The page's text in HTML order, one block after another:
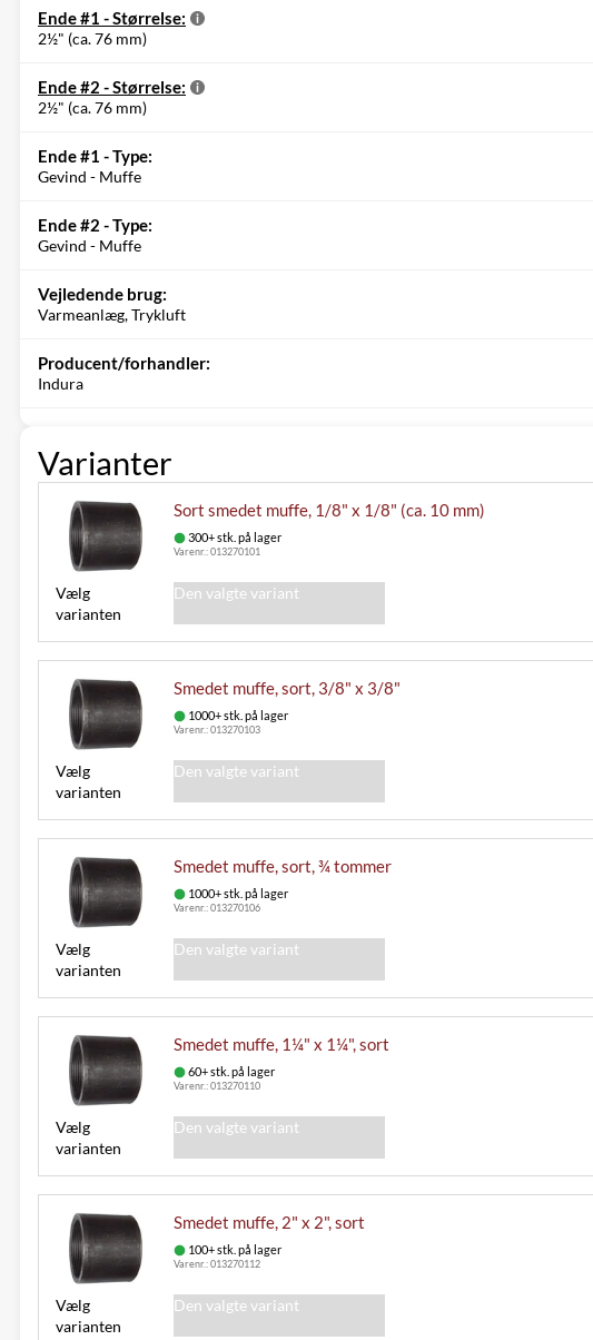
Ende #1 - Størrelse:
2½" (ca. 76 mm)
Ende #2 - Størrelse:
2½" (ca. 76 mm)
Ende #1 - Type:
Gevind - Muffe
Ende #2 - Type:
Gevind - Muffe
Vejledende brug:
Varmeanlæg, Trykluft
Producent/forhandler:
Indura
Varianter
Sort smedet muffe, 1/8" x 1/8" (ca. 10 mm)
300+ stk. på lager
Varenr.:013270101
Vælg
varianten
Den valgte variant
Smedet muffe, sort, 3/8" x 3/8"
1000+ stk. på lager
Varenr.:013270103
Vælg
varianten
Den valgte variant
Smedet muffe, sort, ¾ tommer
1000+ stk. på lager
Varenr.:013270106
Vælg
varianten
Den valgte variant
Smedet muffe, 1¼" x 1¼", sort
60+ stk. på lager
Varenr.:013270110
Vælg
varianten
Den valgte variant
Smedet muffe, 2" x 2", sort
100+ stk. på lager
Varenr.:013270112
Vælg
varianten
Den valgte variant